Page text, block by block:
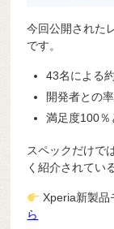
今回公開された
です。
43名による
開発者との
満足度100％
スペックだけで
く紹介されてい
Xperia新製品
ら